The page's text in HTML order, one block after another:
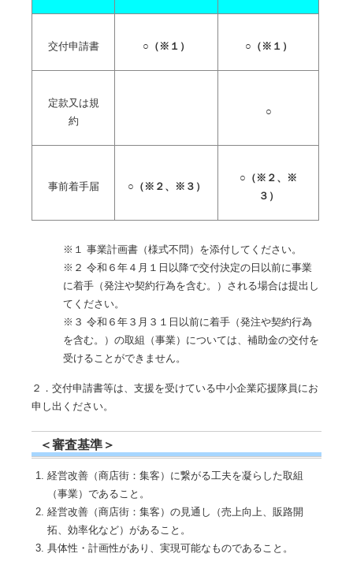
交付申請書 ○（※１） ○（※１）
定款又は規
約
○
事前着手届 ○（※２、※３）
○（※２、※
３）
※１ 事業計画書（様式不問）を添付してください。
※２ 令和６年４月１日以降で交付決定の日以前に事業
に着手（発注や契約行為を含む。）される場合は提出し
てください。
※３ 令和６年３月３１日以前に着手（発注や契約行為
を含む。）の取組（事業）については、補助金の交付を
受けることができません。
２．交付申請書等は、支援を受けている中小企業応援隊員にお
申し出ください。
＜審査基準＞
経営改善（商店街：集客）に繋がる工夫を凝らした取組
（事業）であること。
経営改善（商店街：集客）の見通し（売上向上、販路開
拓、効率化など）があること。
具体性・計画性があり、実現可能なものであること。